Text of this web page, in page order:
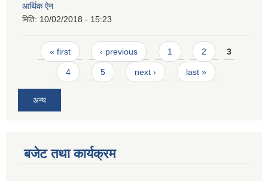
आर्थिक ऐन
मिति: 10/02/2018 - 15:23
Pages
« first ‹ previous 1 2 3
4 5 next › last »
अन्य
बजेट तथा कार्यक्रम